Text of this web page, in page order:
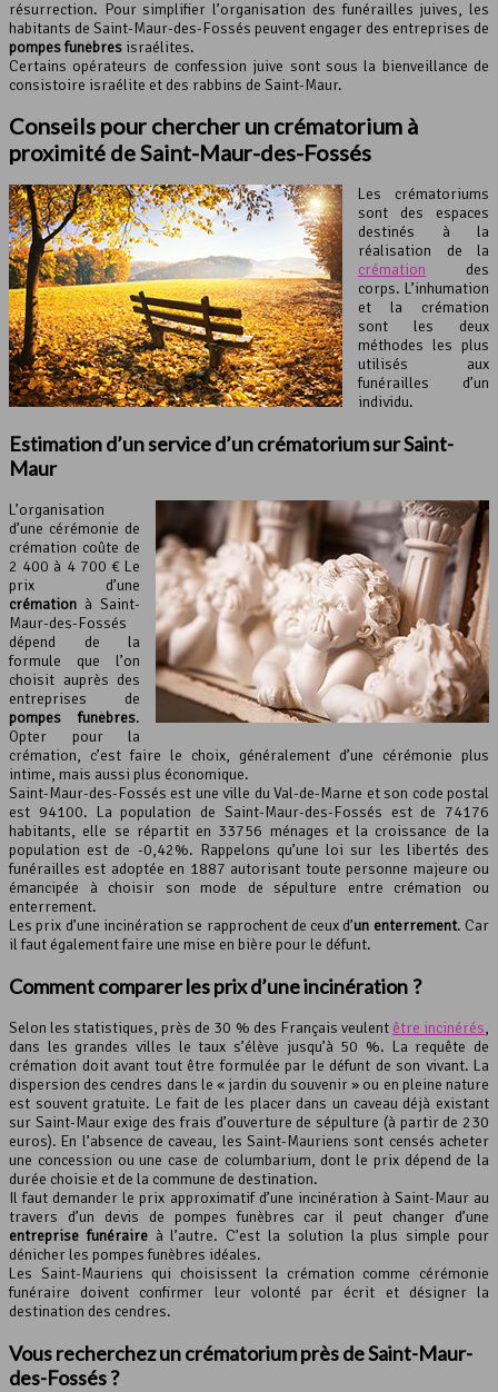
résurrection. Pour simplifier l’organisation des funérailles juives, les
habitants de Saint-Maur-des-Fossés peuvent engager des entreprises de
pompes funèbres israélites.
Certains opérateurs de confession juive sont sous la bienveillance de
consistoire israélite et des rabbins de Saint-Maur.
Conseils pour chercher un crématorium à
proximité de Saint-Maur-des-Fossés
Les crématoriums
sont des espaces
destinés à la
réalisation de la
crémation des
corps. L’inhumation
et la crémation
sont les deux
méthodes les plus
utilisés aux
funérailles d’un
individu.
Estimation d’un service d’un crématorium sur Saint-
Maur
L’organisation
d’une cérémonie de
crémation coûte de
2 400 à 4 700 € Le
prix d’une
crémation à Saint-
Maur-des-Fossés
dépend de la
formule que l’on
choisit auprès des
entreprises de
pompes funèbres.
Opter pour la
crémation, c’est faire le choix, généralement d’une cérémonie plus
intime, mais aussi plus économique.
Saint-Maur-des-Fossés est une ville du Val-de-Marne et son code postal
est 94100. La population de Saint-Maur-des-Fossés est de 74176
habitants, elle se répartit en 33756 ménages et la croissance de la
population est de -0,42%. Rappelons qu’une loi sur les libertés des
funérailles est adoptée en 1887 autorisant toute personne majeure ou
émancipée à choisir son mode de sépulture entre crémation ou
enterrement.
Les prix d’une incinération se rapprochent de ceux d’un enterrement. Car
il faut également faire une mise en bière pour le défunt.
Comment comparer les prix d’une incinération ?
Selon les statistiques, près de 30 % des Français veulent être incinérés,
dans les grandes villes le taux s’élève jusqu’à 50 %. La requête de
crémation doit avant tout être formulée par le défunt de son vivant. La
dispersion des cendres dans le « jardin du souvenir » ou en pleine nature
est souvent gratuite. Le fait de les placer dans un caveau déjà existant
sur Saint-Maur exige des frais d’ouverture de sépulture (à partir de 230
euros). En l’absence de caveau, les Saint-Mauriens sont censés acheter
une concession ou une case de columbarium, dont le prix dépend de la
durée choisie et de la commune de destination.
Il faut demander le prix approximatif d’une incinération à Saint-Maur au
travers d’un devis de pompes funèbres car il peut changer d’une
entreprise funéraireà l’autre. C’est la solution la plus simple pour
dénicher les pompes funèbres idéales.
Les Saint-Mauriens qui choisissent la crémation comme cérémonie
funéraire doivent confirmer leur volonté par écrit et désigner la
destination des cendres.
Vous recherchez uncrématoriumprès de Saint-Maur-
des-Fossés ?